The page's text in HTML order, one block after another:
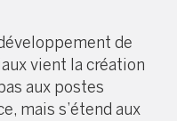
de
vient la création
aux postes
mais s’étend aux